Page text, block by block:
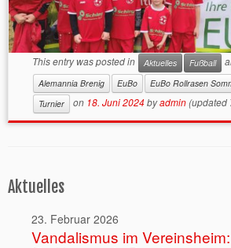
This entry was posted in Aktuelles Fußball
Alemannia Brenig EuBo EuBo Rollrasen
Turnier
on 18. Juni 2024byadmin(updated
Aktuelles
23. Februar 2026
Vandalismus im